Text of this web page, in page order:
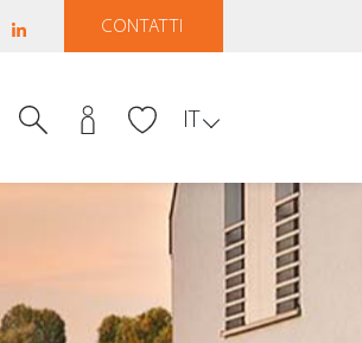
CONTATTI
IT